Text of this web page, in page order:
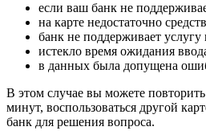
если ваш банк не
на карте недостаточно
банк не поддерживает услугу
истекло время ожидания
в данных была допущена
В этом случае вы можете
минут, воспользоваться другой
банк для решения вопроса.